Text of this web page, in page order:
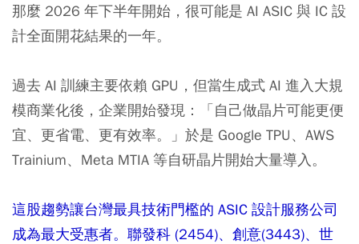
那麼 2026 年下半年開始，很可能是 AI ASIC 與 IC 設
計全面開花結果的一年。
過去 AI 訓練主要依賴 GPU，但當生成式 AI 進入大規
模商業化後，企業開始發現：「自己做晶片可能更便
宜、更省電、更有效率。」於是 Google TPU、AWS
Trainium、Meta MTIA 等自研晶片開始大量導入。
這股趨勢讓台灣最具技術門檻的 ASIC 設計服務公司
成為最大受惠者。聯發科 (2454)、創意(3443)、世